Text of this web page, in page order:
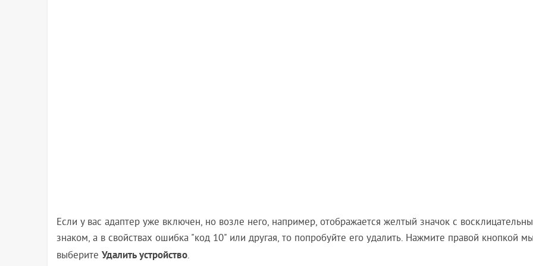
Если у вас адаптер уже включен, но возле него, например, отображается желтый значок с
знаком, а в свойствах ошибка "код 10" или другая, то попробуйте его удалить. Нажмите правой кнопкой
выберите Удалить устройство.